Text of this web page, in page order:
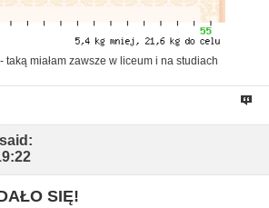
taką miałam zawsze w liceum i na studiach
said:
SIĘ!